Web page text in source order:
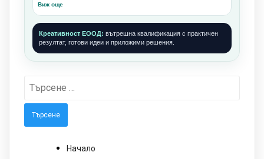
Виж още
Креативност ЕООД: вътрешна квалификация с практичен
резултат, готови идеи и приложими решения.
Търсене
Начало